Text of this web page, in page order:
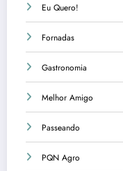
Eu Quero!
Fornadas
Gastronomia
Melhor Amigo
Passeando
PQN Agro